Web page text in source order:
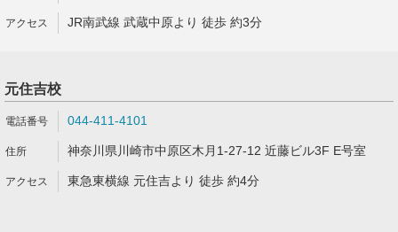
JR南武線 武蔵中原より 徒歩 約3分
元住吉校
044-411-4101
神奈川県川崎市中原区木月1-27-12 近藤ビル3F E号室
東急東横線 元住吉より 徒歩 約4分